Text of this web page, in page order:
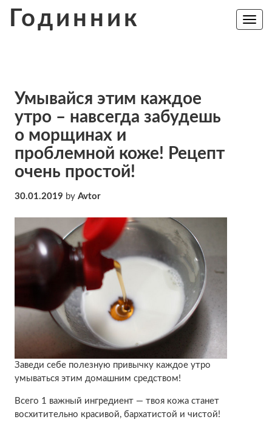
Годинник
Toggle
Умывайся этим каждое
утро – навсегда забудешь
о морщинах и
проблемной коже! Рецепт
очень простой!
30.01.2019 by Avtor
Заведи себе полезную привычку каждое утро
умываться этим домашним средством!
Всего 1 важный ингредиент — твоя кожа станет
восхитительно красивой, бархатистой и чистой!